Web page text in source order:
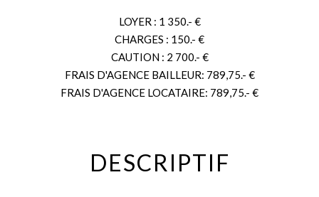
LOYER : 1 350.- €
CHARGES : 150.- €
CAUTION : 2 700.- €
FRAIS D'AGENCE BAILLEUR: 789,75.- €
FRAIS D'AGENCE LOCATAIRE: 789,75.- €
DESCRIPTIF